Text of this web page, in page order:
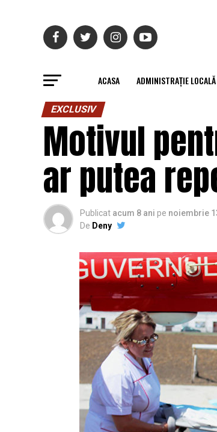
ACASA ADMINISTRAȚIE LOCALĂ
EXCLUSIV
Motivul
ar putea
Publicat acum 8 ani pe noiembrie
De Deny